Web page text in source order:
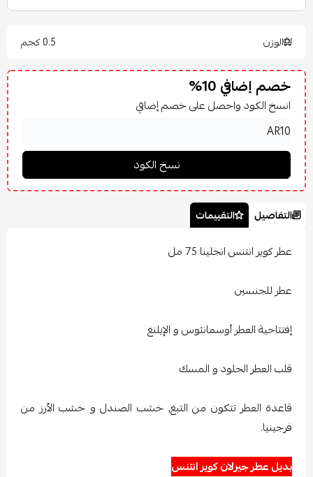
الوزن 0.5 كجم
خصم إضافي 10%
انسخ الكود واحصل على خصم إضافي
التفاصيل التقييمات
عطر كوير انتنس انجلينا 75 مل
عطر للجنسين
إفتتاحية العطر أوسمانثوس و الإيلنغ
قلب العطر الجلود و المسك
قاعدة العطر تتكون من التبغ, خشب الصندل و خشب الأرز من
فرجينيا.
بديل عطر جيرلان كوير انتنس